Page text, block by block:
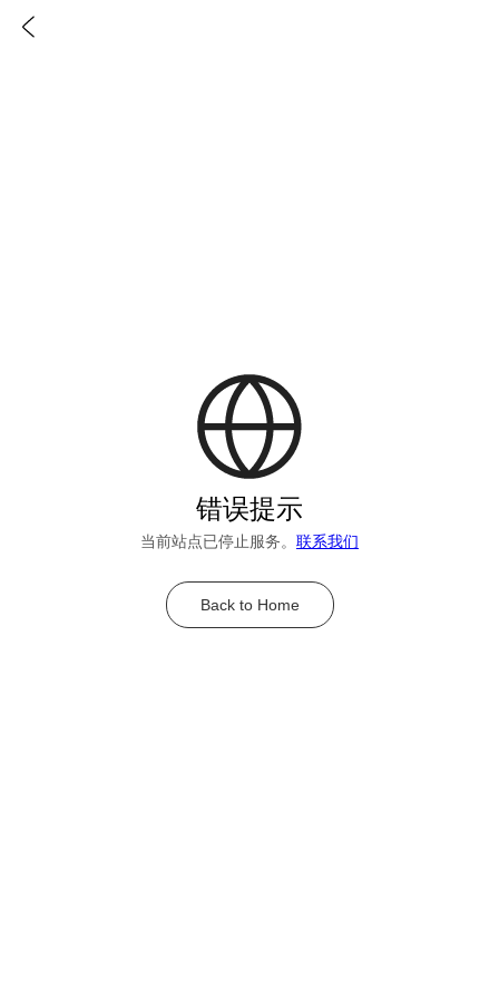
错误提示
当前站点已停止服务。 联系我们
Back to Home